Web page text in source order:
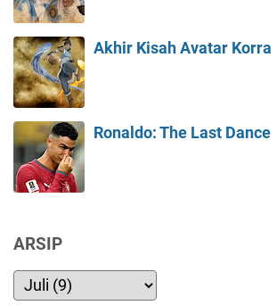
Akhir Kisah Avatar Korra
Ronaldo: The Last Dance
ARSIP